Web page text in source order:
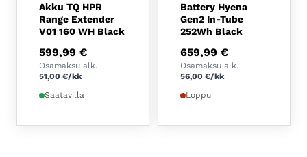
Akku TQ HPR
Range Extender
V01 160 WH Black
599,99 €
Osamaksu alk.
51,00 €/kk
Saatavilla
Battery Hyena
Gen2 In-Tube
252Wh Black
659,99 €
Osamaksu alk.
56,00 €/kk
Loppu